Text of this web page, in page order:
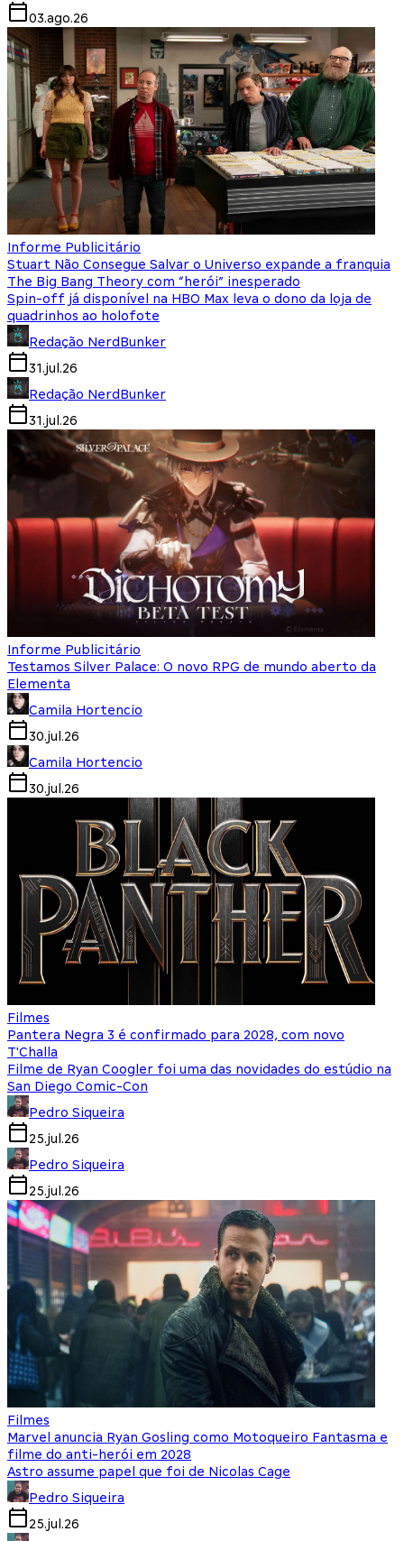
03.ago.26
Informe Publicitário
Stuart Não Consegue Salvar o Universo expande a franquia
The Big Bang Theory com “herói” inesperado
Spin-off já disponível na HBO Max leva o dono da loja de
quadrinhos ao holofote
Redação NerdBunker
31.jul.26
Redação NerdBunker
31.jul.26
Informe Publicitário
Testamos Silver Palace: O novo RPG de mundo aberto da
Elementa
Camila Hortencio
30.jul.26
Camila Hortencio
30.jul.26
Filmes
Pantera Negra 3 é confirmado para 2028, com novo
T'Challa
Filme de Ryan Coogler foi uma das novidades do estúdio na
San Diego Comic-Con
Pedro Siqueira
25.jul.26
Pedro Siqueira
25.jul.26
Filmes
Marvel anuncia Ryan Gosling como Motoqueiro Fantasma e
filme do anti-herói em 2028
Astro assume papel que foi de Nicolas Cage
Pedro Siqueira
25.jul.26